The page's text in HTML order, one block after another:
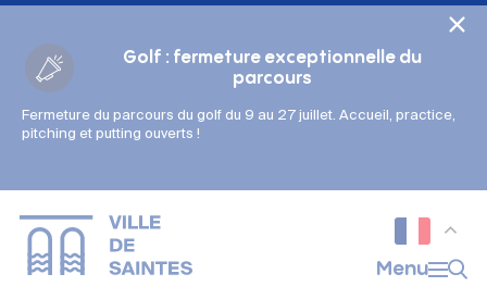
Golf : fermeture exceptionnelle du
parcours
Fermeture du parcours du golf du 9 au 27 juillet. Accueil, practice,
pitching et putting ouverts !
Menu
Gestion des couleurs :
Police adaptée (dyslexie) :
Interlignage :
Par défaut
Augmenté
Cookies management panel